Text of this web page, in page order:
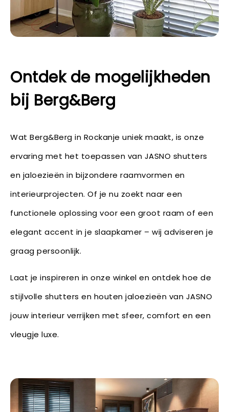
Ontdek de mogelijkheden
bij Berg&Berg
Wat Berg&Berg in Rockanje uniek maakt, is onze
ervaring met het toepassen van JASNO shutters
en jaloezieën in bijzondere raamvormen en
interieurprojecten. Of je nu zoekt naar een
functionele oplossing voor een groot raam of een
elegant accent in je slaapkamer – wij adviseren je
graag persoonlijk.
Laat je inspireren in onze winkel en ontdek hoe de
stijlvolle shutters en houten jaloezieën van JASNO
jouw interieur verrijken met sfeer, comfort en een
vleugje luxe.